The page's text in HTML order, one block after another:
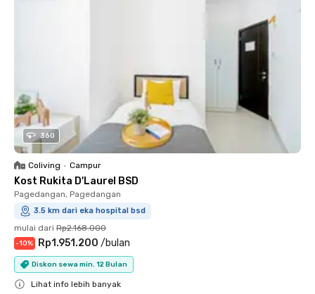
360
Coliving • Campur
Kost Rukita D'Laurel BSD
Pagedangan, Pagedangan
3.5 km dari eka hospital bsd
mulai dari Rp2.168.000
-10% Rp1.951.200 /bulan
Diskon sewa min. 12 Bulan
Lihat info lebih banyak